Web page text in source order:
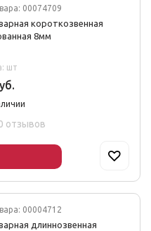
00074709
короткозвенная
оцинкованная 8мм
шт
отзывов
00004712
длиннозвенная